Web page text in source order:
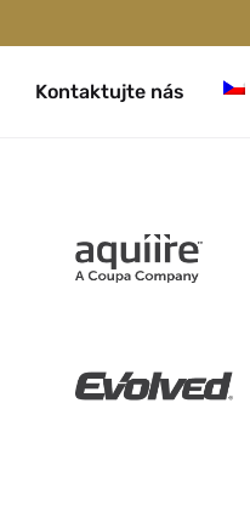
Kontaktujte nás